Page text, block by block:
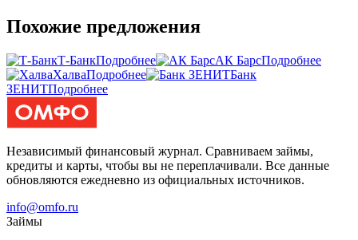
Похожие предложения
Т-БанкПодробнее АК БарсПодробнее
ХалваПодробнее
Банк
ЗЕНИТПодробнее
Независимый финансовый журнал. Сравниваем займы,
кредиты и карты, чтобы вы не переплачивали. Все данные
обновляются ежедневно из официальных источников.
info@omfo.ru
Займы